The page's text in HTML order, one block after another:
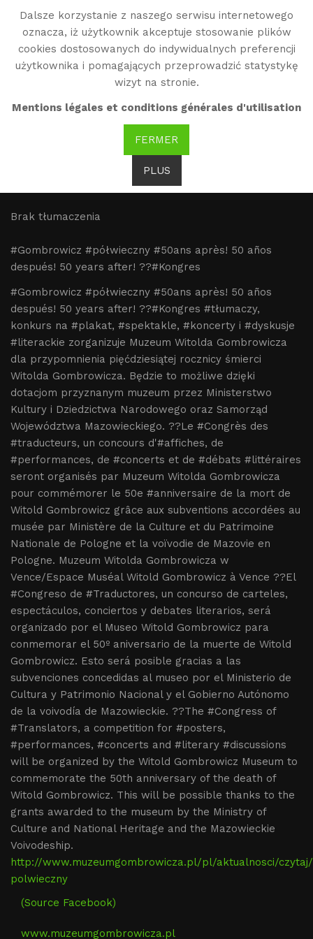
Dalsze korzystanie z naszego serwisu internetowego
oznacza, iż użytkownik akceptuje stosowanie plików
cookies dostosowanych do indywidualnych preferencji
użytkownika i pomagających przeprowadzić statystykę
wizyt na stronie.
Mentions légales et conditions générales d'utilisation
FERMER
PLUS
Witold Gombrowicz
Wydarzenia :
Gombrowicz
Brak tłumaczenia
#Gombrowicz #półwieczny #50ans après! 50 años
después! 50 years after! ??#Kongres
#Gombrowicz #półwieczny #50ans après! 50 años
después! 50 years after! ??#Kongres #tłumaczy,
konkurs na #plakat, #spektakle, #koncerty i #dyskusje
#literackie zorganizuje Muzeum Witolda Gombrowicza
dla przypomnienia pięćdziesiątej rocznicy śmierci
Witolda Gombrowicza. Będzie to możliwe dzięki
dotacjom przyznanym muzeum przez Ministerstwo
Kultury i Dziedzictwa Narodowego oraz Samorząd
Województwa Mazowieckiego. ??Le #Congrès des
#traducteurs, un concours d'#affiches, de
#performances, de #concerts et de #débats #littéraires
seront organisés par Muzeum Witolda Gombrowicza
pour commémorer le 50e #anniversaire de la mort de
Witold Gombrowicz grâce aux subventions accordées au
musée par Ministère de la Culture et du Patrimoine
Nationale de Pologne et la voïvodie de Mazovie en
Pologne. Muzeum Witolda Gombrowicza w
Vence/Espace Muséal Witold Gombrowicz à Vence ??El
#Congreso de #Traductores, un concurso de carteles,
espectáculos, conciertos y debates literarios, será
organizado por el Museo Witold Gombrowicz para
conmemorar el 50º aniversario de la muerte de Witold
Gombrowicz. Esto será posible gracias a las
subvenciones concedidas al museo por el Ministerio de
Cultura y Patrimonio Nacional y el Gobierno Autónomo
de la voivodía de Mazowieckie. ??The #Congress of
#Translators, a competition for #posters,
#performances, #concerts and #literary #discussions
will be organized by the Witold Gombrowicz Museum to
commemorate the 50th anniversary of the death of
Witold Gombrowicz. This will be possible thanks to the
grants awarded to the museum by the Ministry of
Culture and National Heritage and the Mazowieckie
Voivodeship.
http://www.muzeumgombrowicza.pl/pl/aktualnosci/
polwieczny
(Source Facebook)
www.muzeumgombrowicza.pl